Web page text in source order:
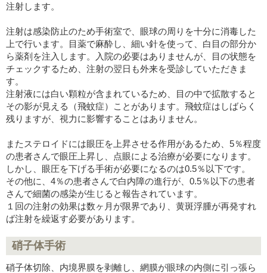
注射します。
注射は感染防止のため手術室で、眼球の周りを十分に消毒した
上で行います。目薬で麻酔し、細い針を使って、白目の部分か
ら薬剤を注入します。入院の必要はありませんが、目の状態を
チェックするため、注射の翌日も外来を受診していただきま
す。
注射液には白い顆粒が含まれているため、目の中で拡散すると
その影が見える（飛蚊症）ことがあります。飛蚊症はしばらく
残りますが、視力に影響することはありません。
またステロイドには眼圧を上昇させる作用があるため、5％程度
の患者さんで眼圧上昇し、点眼による治療が必要になります。
しかし、眼圧を下げる手術が必要になるのは0.5％以下です。
その他に、4％の患者さんで白内障の進行が、0.5％以下の患者
さんで細菌の感染が生じると報告されています。
１回の注射の効果は数ヶ月が限界であり、黄斑浮腫が再発すれ
ば注射を繰返す必要があります。
硝子体手術
硝子体切除、内境界膜を剥離し、網膜が眼球の内側に引っ張ら